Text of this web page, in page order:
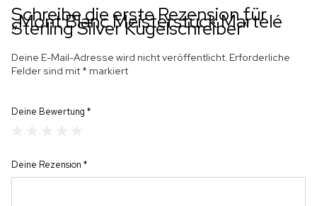
Schreibe die erste Rezension für
„Mont Blanc Meisterstück Martelé
Sterling Silver Kugelschreiber“
Deine E-Mail-Adresse wird nicht veröffentlicht. Erforderliche
Felder sind mit * markiert
Deine Bewertung *
Deine Rezension *